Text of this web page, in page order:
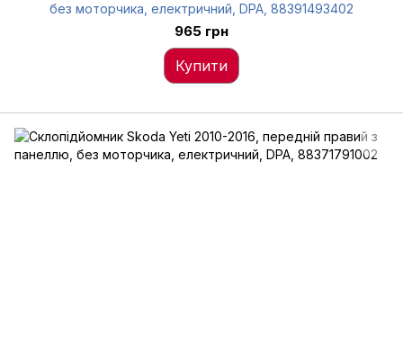
без моторчика, електричний, DPA, 88391493402
965 грн
Купити